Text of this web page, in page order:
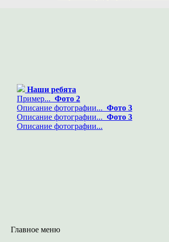
Наши ребята
Пример... Фото 2
Описание фотографии... Фото 3
Описание фотографии... Фото 3
Описание фотографии...
Главное меню